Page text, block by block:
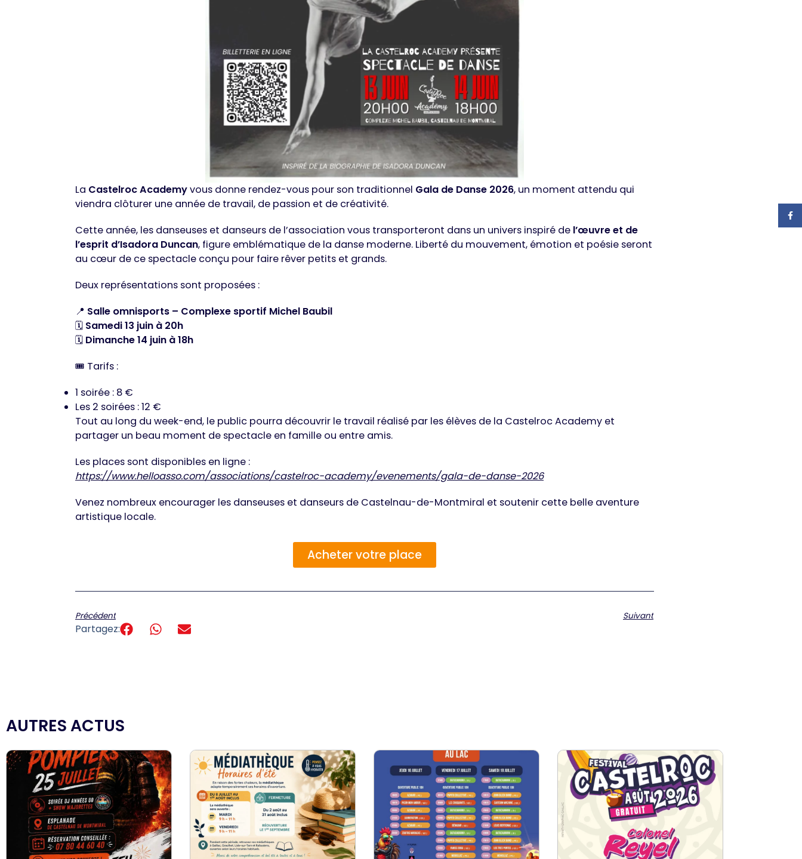
La Castelroc Academyvous donne rendez-vous pour son traditionnel Gala de Danse 2026, un moment attendu qui
viendra clôturer une année de travail, de passion et de créativité.
Cette année, les danseuses et danseurs de l’association vous transporteront dans un univers inspiré de l’œuvre et de
l’esprit d’Isadora Duncan, figure emblématique de la danse moderne. Liberté du mouvement, émotion et poésie seront
au cœur de ce spectacle conçu pour faire rêver petits et grands.
Deux représentations sont proposées :
📍 Salle omnisports – Complexe sportif Michel Baubil
🗓️ Samedi 13 juin à 20h
🗓️ Dimanche 14 juin à 18h
🎟️ Tarifs :
1 soirée : 8 €
Les 2 soirées : 12 €
Tout au long du week-end, le public pourra découvrir le travail réalisé par les élèves de la Castelroc Academy et
partager un beau moment de spectacle en famille ou entre amis.
Les places sont disponibles en ligne :
https://www.helloasso.com/associations/castelroc-academy/evenements/gala-de-danse-2026
Venez nombreux encourager les danseuses et danseurs de Castelnau-de-Montmiral et soutenir cette belle aventure
artistique locale.
Acheter votre place
Précédent Suivant
Partagez:
AUTRES ACTUS